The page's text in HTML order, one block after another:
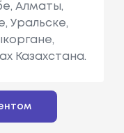
Алматы,
Уральске,
Казахстана.